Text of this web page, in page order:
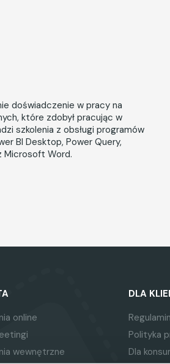
doświadczenie w pracy na
które zdobył pracując w
szkolenia z obsługi programów
BI Desktop, Power Query,
Microsoft Word.
online
wewnętrzne
DLA
Regulamin
Polityka
Dla